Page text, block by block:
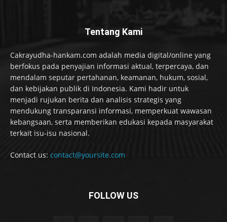
Tentang Kami
Cakrayudha-hankam.com adalah media digital/online yang
berfokus pada penyajian informasi aktual, terpercaya, dan
mendalam seputar pertahanan, keamanan, hukum, sosial,
dan kebijakan publik di Indonesia. Kami hadir untuk
menjadi rujukan berita dan analisis strategis yang
mendukung transparansi informasi, memperkuat wawasan
kebangsaan, serta memberikan edukasi kepada masyarakat
terkait isu-isu nasional.
Contact us: contact@yoursite.com
FOLLOW US